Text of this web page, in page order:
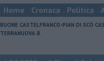
Home Cronaca Politica
BUCINE CASTELFRANCO-PIAN DI SCÒ
TERRANUOVA B.